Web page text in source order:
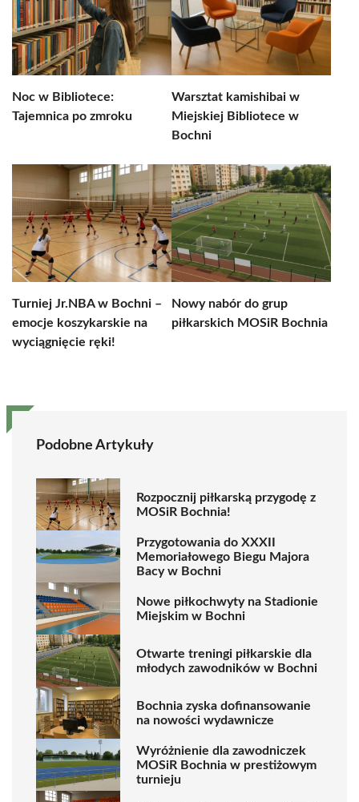
Noc w Bibliotece:
Tajemnica po zmroku
Warsztat kamishibai w
Miejskiej Bibliotece w
Bochni
Turniej Jr.NBA w Bochni –
emocje koszykarskie na
wyciągnięcie ręki!
Nowy nabór do grup
piłkarskich MOSiR Bochnia
Podobne Artykuły
Rozpocznij piłkarską przygodę z
MOSiR Bochnia!
Przygotowania do XXXII
Memoriałowego Biegu Majora
Bacy w Bochni
Nowe piłkochwyty na Stadionie
Miejskim w Bochni
Otwarte treningi piłkarskie dla
młodych zawodników w Bochni
Bochnia zyska dofinansowanie
na nowości wydawnicze
Wyróżnienie dla zawodniczek
MOSiR Bochnia w prestiżowym
turnieju